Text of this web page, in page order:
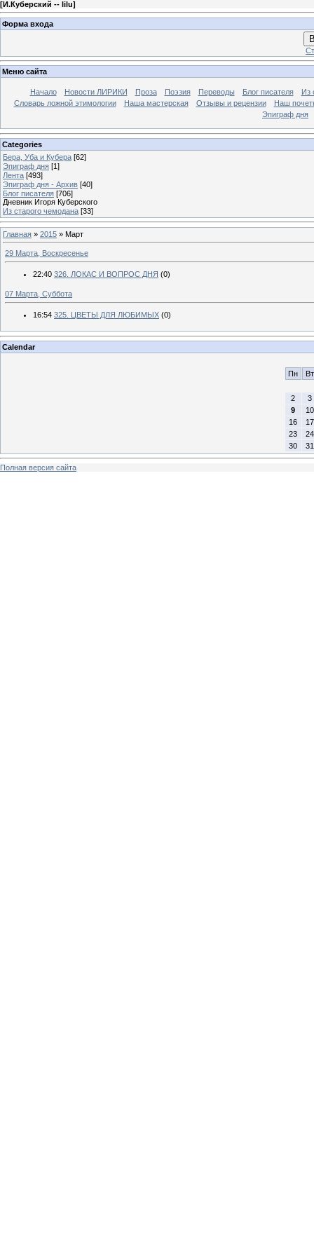
[И.Куберский -- lilu]
Форма входа
Меню сайта
Начало Новости ЛИРИКИ Проза Поэзия Переводы Блог писателя
Из
Словарь ложной этимологии
Наша мастерская Отзывы и рецензии
Наш
Эпиграф дня
Categories
Бера, Уба и Кубера [62]
Эпиграф дня [1]
Лента [493]
Эпиграф дня - Архив [40]
Блог писателя [706]
Дневник Игоря Куберского
Из старого чемодана [33]
Главная » 2015 » Март
29 Марта, Воскресенье
22:40 326. ЛОКАС И ВОПРОС ДНЯ (0)
07 Марта, Суббота
16:54 325. ЦВЕТЫ ДЛЯ ЛЮБИМЫХ (0)
Calendar
Пн Вт
2
3
9
10
16
17
23
24
30
31
Полная версия сайта